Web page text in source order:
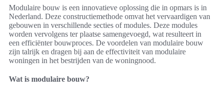
Modulaire bouw is een innovatieve oplossing die in opmars is in
Nederland. Deze constructiemethode omvat het vervaardigen van
gebouwen in verschillende secties of modules. Deze modules
worden vervolgens ter plaatse samengevoegd, wat resulteert in
een efficiënter bouwproces. De voordelen van modulaire bouw
zijn talrijk en dragen bij aan de effectiviteit van modulaire
woningen in het bestrijden van de woningnood.
Wat is modulaire bouw?